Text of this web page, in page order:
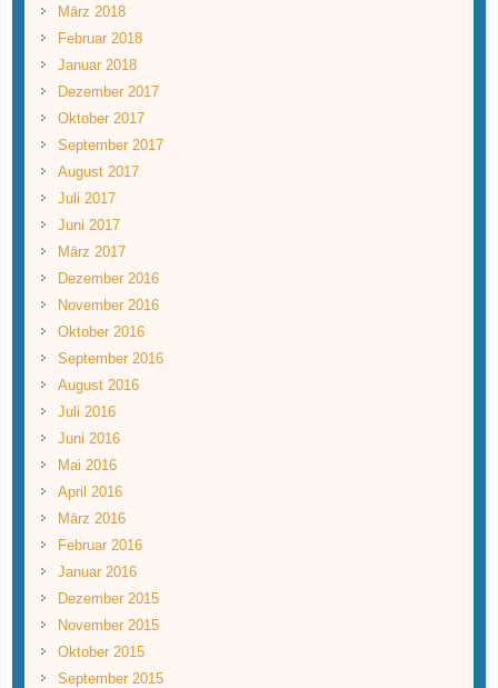
März 2018
Februar 2018
Januar 2018
Dezember 2017
Oktober 2017
September 2017
August 2017
Juli 2017
Juni 2017
März 2017
Dezember 2016
November 2016
Oktober 2016
September 2016
August 2016
Juli 2016
Juni 2016
Mai 2016
April 2016
März 2016
Februar 2016
Januar 2016
Dezember 2015
November 2015
Oktober 2015
September 2015